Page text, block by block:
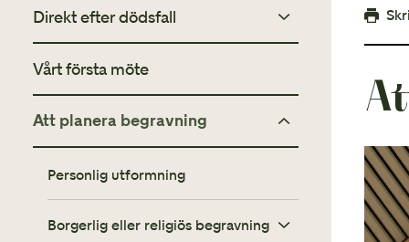
DIREKT EFTER DÖDSFALL
De första besluten
Checklista efter dödsfall
En lista med viktiga punkter
Vårt första möte
Direkt efter dödsfall
Checklista efter dödsfall
Vad kostar en begravning?
Om det saknas pengar i ett dödsbo
Vårt första möte
Att planera begravning
Personlig utformning
Borgerlig eller religiös begravning